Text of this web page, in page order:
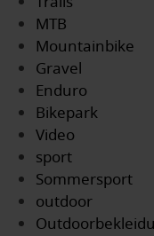
MTB
Mountainbike
Gravel
Enduro
Bikepark
Video
sport
Sommersport
outdoor